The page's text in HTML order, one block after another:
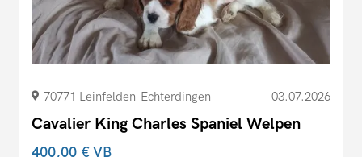
70771 Leinfelden-Echterdingen 03.07.2026
Cavalier King Charles Spaniel Welpen
400,00 €VB